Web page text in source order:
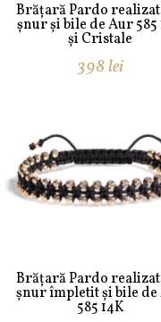
Brățară Pardo
șnur și bile de Aur 585
și Cristale
398lei
Brățară Pardo
șnur împletit și bile
585 14K